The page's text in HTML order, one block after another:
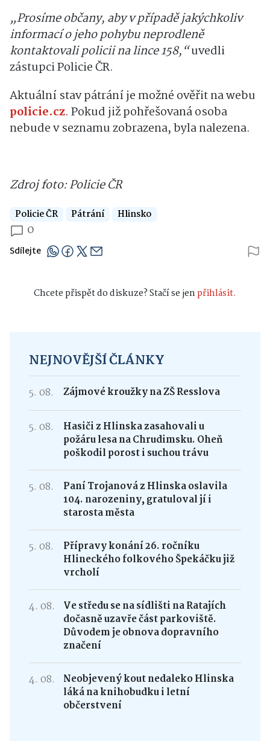
„Prosíme občany, aby v případě jakýchkoliv
informací o jeho pohybu neprodleně
kontaktovali policii na lince 158,“uvedli
zástupci Policie ČR.
Aktuální stav pátrání je možné ověřit na webu
policie.cz . Pokud již pohřešovaná osoba
nebude v seznamu zobrazena, byla nalezena.
Zdroj foto: Policie ČR
Policie ČR Pátrání Hlinsko
0
Sdílejte
Chcete přispět do diskuze? Stačí se jenpřihlásit.
NEJNOVĚJŠÍ ČLÁNKY
5. 08. Zájmové kroužky na ZŠ Resslova
5. 08.
Hasiči z Hlinska zasahovali u
požáru lesa na Chrudimsku. Oheň
poškodil porost i suchou trávu
5. 08.
Paní Trojanová z Hlinska oslavila
104. narozeniny, gratuloval jí i
starosta města
5. 08.
Přípravy konání 26. ročníku
Hlineckého folkového Špekáčku již
vrcholí
4. 08.
Ve středu se na sídlišti na Ratajích
dočasně uzavře část parkoviště.
Důvodem je obnova dopravního
značení
4. 08.
Neobjevený kout nedaleko Hlinska
láká na knihobudku i letní
občerstvení